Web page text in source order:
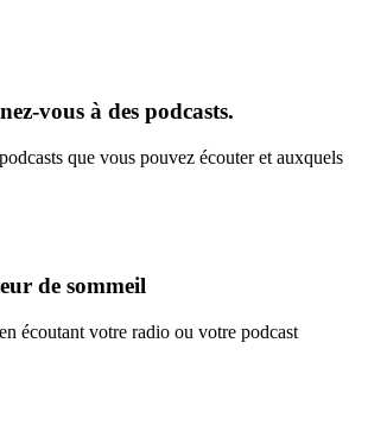
vous à des podcasts.
que vous pouvez écouter et auxquels
de sommeil
écoutant votre radio ou votre podcast